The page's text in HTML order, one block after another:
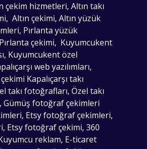
çekim hizmetleri, Altın takı
Altın çekimi, Altın yüzük
Pırlanta yüzük
çekimi, Kuyumcukent
Kuyumcukent özel
web yazılımları,
Kapalıçarşı takı
takı fotoğrafları, Özel takı
Gümüş fotoğraf çekimleri
Etsy fotoğraf çekimleri,
Etsy fotoğraf çekimi, 360
reklam, E-ticaret